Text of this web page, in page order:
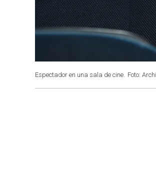
Espectador en una sala de cine. Foto: